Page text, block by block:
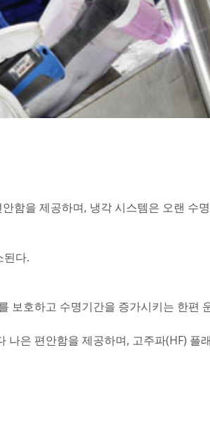
함을 제공하며, 냉각 시스템은 오랜 수
된다.
보호하고 수명기간을 증가시키는 한편
은 편안함을 제공하며, 고주파(HF) 플